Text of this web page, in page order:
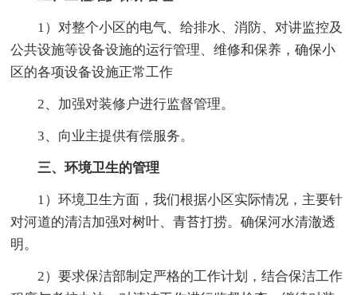
1）对整个小区的电气、给排水、消防、对讲监控及
公共设施等设备设施的运行管理、维修和保养，确保小
区的各项设备设施正常工作
2、加强对装修户进行监督管理。
3、向业主提供有偿服务。
三、环境卫生的管理
1）环境卫生方面，我们根据小区实际情况，主要针
对河道的清洁加强对树叶、青苔打捞。确保河水清澈透
明。
2）要求保洁部制定严格的工作计划，结合保洁工作